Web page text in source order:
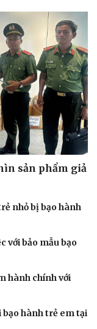
sản phẩm giả
nhỏ bị bạo hành
với bảo mẫu bạo
hành chính với
bạo hành trẻ em tại